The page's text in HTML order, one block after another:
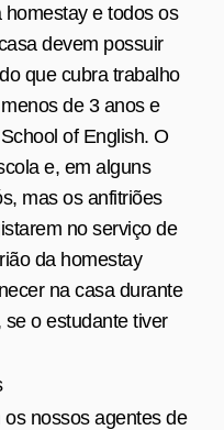
e todos os
devem possuir
que cubra trabalho
de 3 anos e
of English. O
e, em alguns
mas os anfitriões
no serviço de
da homestay
na casa durante
o estudante tiver
nossos agentes de